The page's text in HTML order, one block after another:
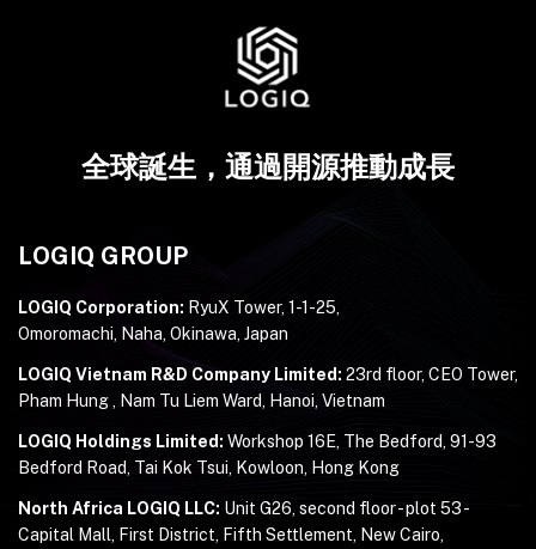
全球誕生，通過開源推動成長
LOGIQ GROUP
LOGIQ Corporation: RyuX Tower, 1-1-25,
Omoromachi, Naha, Okinawa, Japan
LOGIQ Vietnam R&D Company Limited: 23rd floor, CEO Tower,
Pham Hung , Nam Tu Liem Ward, Hanoi, Vietnam
LOGIQ Holdings Limited: Workshop 16E, The Bedford, 91-93
Bedford Road, Tai Kok Tsui, Kowloon, Hong Kong
North Africa LOGIQ LLC: Unit G26, second floor - plot 53 -
Capital Mall, First District, Fifth Settlement, New Cairo,